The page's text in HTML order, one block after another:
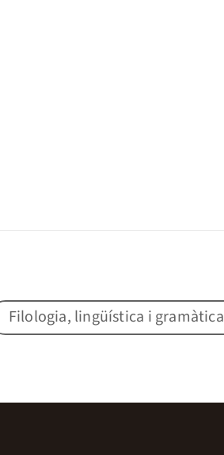
Filologia, lingüística i gramàtica